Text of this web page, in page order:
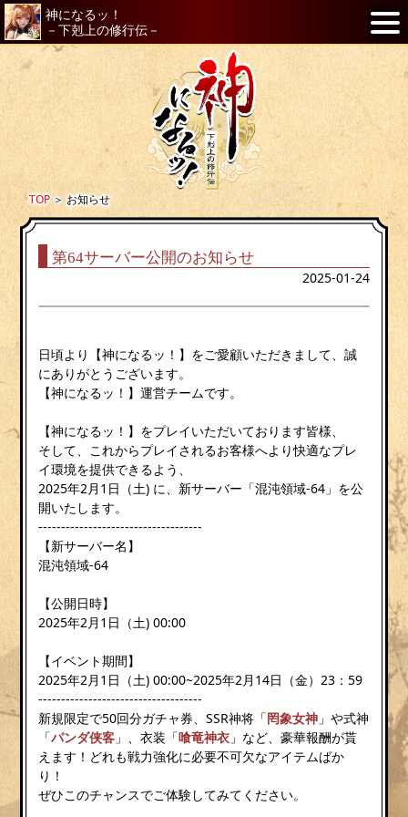
神になるッ！
－下剋上の修行伝－
TOP＞お知らせ
第64サーバー公開のお知らせ
2025-01-24
日頃より【神になるッ！】をご愛顧いただきまして、誠
にありがとうございます。
【神になるッ！】運営チームです。
【神になるッ！】をプレイいただいております皆様、
そして、これからプレイされるお客様へより快適なプレ
イ環境を提供できるよう、
2025年2月1日（土) に、新サーバー「混沌領域-64」を公
開いたします。
------------------------------------
【新サーバー名】
混沌領域-64
【公開日時】
2025年2月1日（土) 00:00
【イベント期間】
2025年2月1日（土) 00:00~2025年2月14日（金）23：59
------------------------------------
新規限定で50回分ガチャ券、SSR神将「罔象女神 」や式神
「パンダ侠客 」、衣装「喰竜神衣 」など、豪華報酬が貰
えます！どれも戦力強化に必要不可欠なアイテムばか
り！
ぜひこのチャンスでご体験してみてください。